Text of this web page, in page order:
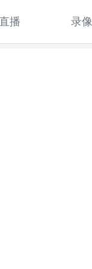
播 录像